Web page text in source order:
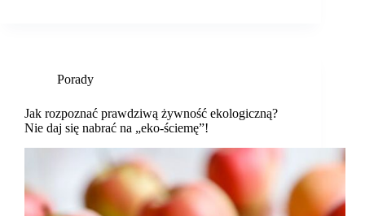
Porady
Jak rozpoznać prawdziwą żywność ekologiczną?
Nie daj się nabrać na „eko-ściemę”!